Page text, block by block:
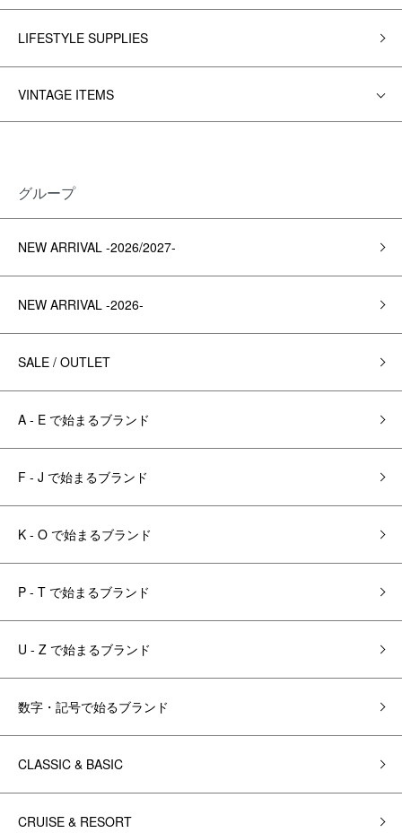
LIFESTYLE SUPPLIES
VINTAGE ITEMS
グループ
NEW ARRIVAL -2026/2027-
NEW ARRIVAL -2026-
SALE / OUTLET
A - E で始まるブランド
F - J で始まるブランド
K - O で始まるブランド
P - T で始まるブランド
U - Z で始まるブランド
数字・記号で始るブランド
CLASSIC & BASIC
CRUISE & RESORT